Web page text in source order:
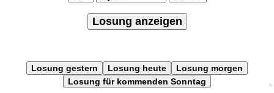
Losung anzeigen
Losung gestern Losung heute
Losung morgen
Losung für kommenden Sonntag